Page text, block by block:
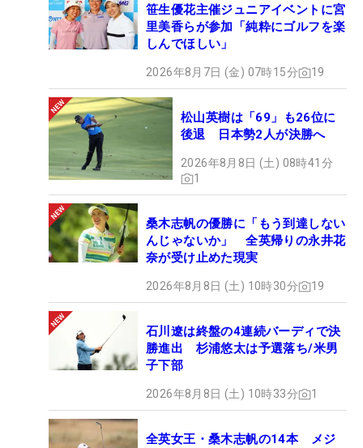
笹生優花主催ジュニアイベントに宮
里美香らが参加「純粋にゴルフを楽
しんでほしい」
2026年8月7日 (金) 07時15分 19
松山英樹は「69」も26位に
後退 日本勢2人が決勝へ
2026年8月8日 (土) 08時41分
1
桑木志帆の優勝に「もう到達しない
んじゃないか」 全英帰りの永井花
奈が受け止めた現実
2026年8月8日 (土) 10時30分 19
石川遼は終盤の4連続バーディで決
勝進出 杉浦悠太は予選落ち/米男
子下部
2026年8月8日 (土) 10時33分 1
全英女王・桑木志帆の14本 メジ